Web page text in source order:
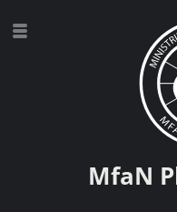
MfaN